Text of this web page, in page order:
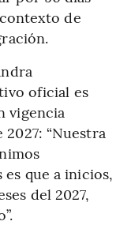
de
oficial es
vigencia
“Nuestra
que a inicios,
del 2027,